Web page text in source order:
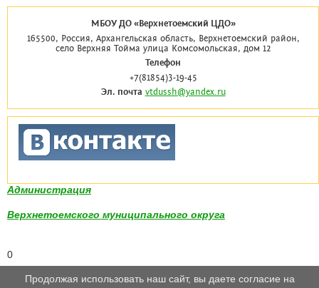
МБОУ ДО «Верхнетоемский ЦДО»
165500, Россия, Архангельская область, Верхнетоемский район,
село Верхняя Тойма улица Комсомольская, дом 12
Телефон
+7(81854)3-19-45
Эл. почта vtdussh@yandex.ru
Администрация
Верхнетоемского муниципального округа
0
Продолжая использовать наш сайт, вы даете согласие на